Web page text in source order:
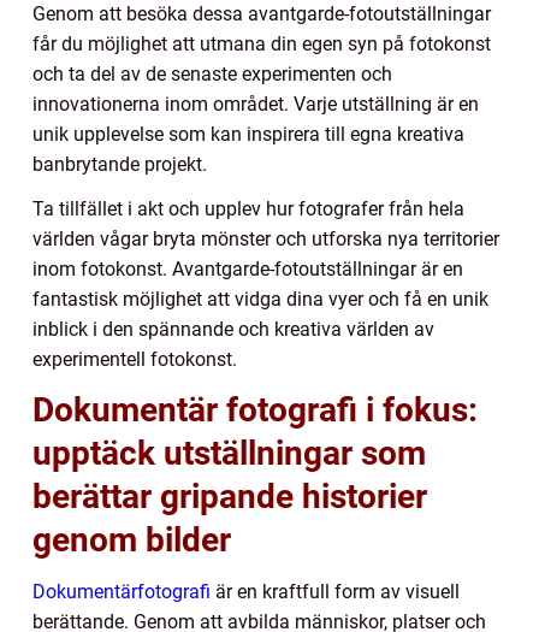
Genom att besöka dessa avantgarde-fotoutställningar
får du möjlighet att utmana din egen syn på fotokonst
och ta del av de senaste experimenten och
innovationerna inom området. Varje utställning är en
unik upplevelse som kan inspirera till egna kreativa
banbrytande projekt.
Ta tillfället i akt och upplev hur fotografer från hela
världen vågar bryta mönster och utforska nya territorier
inom fotokonst. Avantgarde-fotoutställningar är en
fantastisk möjlighet att vidga dina vyer och få en unik
inblick i den spännande och kreativa världen av
experimentell fotokonst.
Dokumentär fotografi i fokus:
upptäck utställningar som
berättar gripande historier
genom bilder
Dokumentärfotografi är en kraftfull form av visuell
berättande. Genom att avbilda människor, platser och